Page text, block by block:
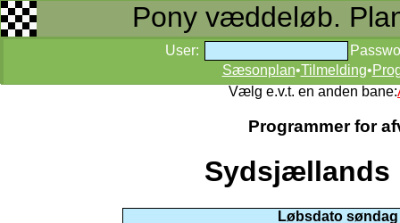
Pony væddeløb.
User:
Sæsonplan•Tilmelding•
Vælg e.v.t. en anden bane:
Programmer for
Sydsjællands
Løbsdato